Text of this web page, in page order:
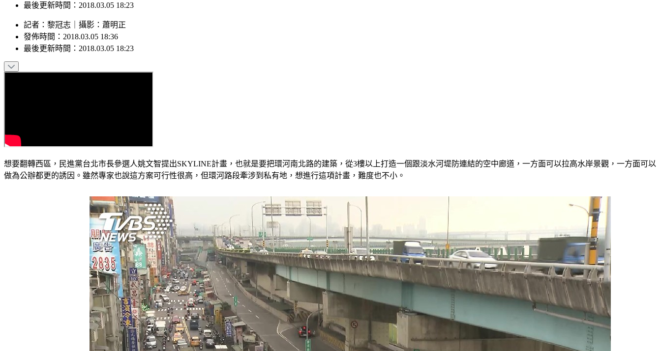
最後更新時間：2018.03.05 18:23
記者 ： 黎冠志 攝影 ： 蕭明正
發佈時間： 2018.03.05 18:36
最後更新時間： 2018.03.05 18:23
想要翻轉西區，民進黨台北市長參選人姚文智提出SKYLINE計畫，也就是要把環河南北路的建築，從3樓以上打造一個跟淡水河堤防連結的空中廊道，一方面可以拉高水岸景觀，一方面可以
做為公辦都更的誘因。雖然專家也說這方案可行性很高，但環河路段牽涉到私有地，想進行這項計畫，難度也不小。